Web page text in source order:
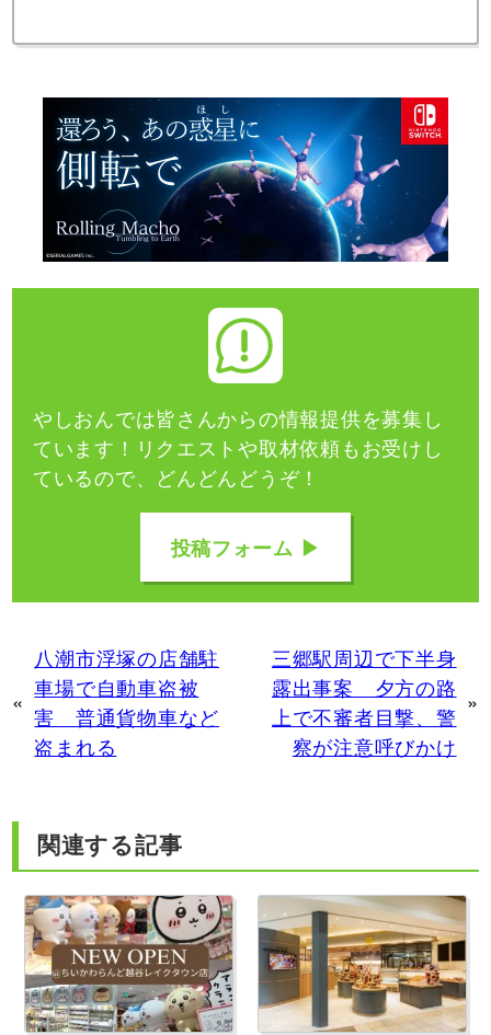
やしおんでは皆さんからの情報提供を募集し
ています！ リクエストや取材依頼もお受けし
ているので、どんどんどうぞ！
投稿フォーム ▶
«
八潮市浮塚の店舗駐
車場で自動車盗被
害 普通貨物車など
盗まれる
三郷駅周辺で下半身
露出事案 夕方の路
上で不審者目撃、警
察が注意呼びかけ
»
関連する記事